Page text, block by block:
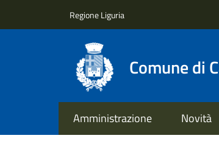
Regione Liguria
Comune di
Amministrazione Novità